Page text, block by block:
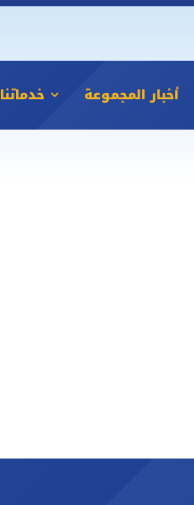
أخبار المجموعة خدماتنا